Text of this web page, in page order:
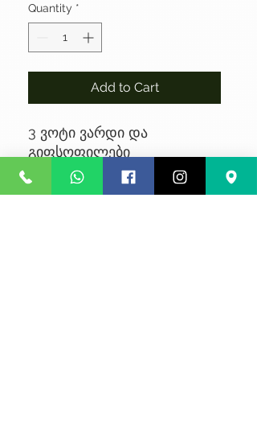
Quantity *
Add to Cart
3 ვოტი ვარდი და
გიფსოფილები